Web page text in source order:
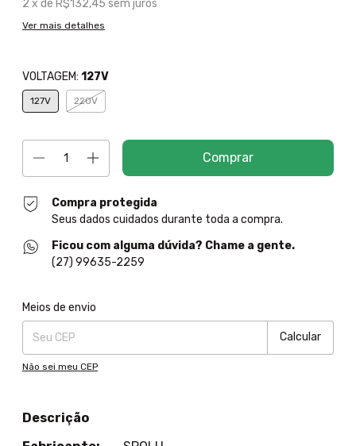
2 x de R$132,45 sem juros
Ver mais detalhes
VOLTAGEM: 127V
127V 220V
Compra protegida
Seus dados cuidados durante toda a compra.
Ficou com alguma dúvida? Chame a gente.
(27) 99635-2259
Entregas para o CEP:
Meios de envio
Calcular
Não sei meu CEP
Descrição